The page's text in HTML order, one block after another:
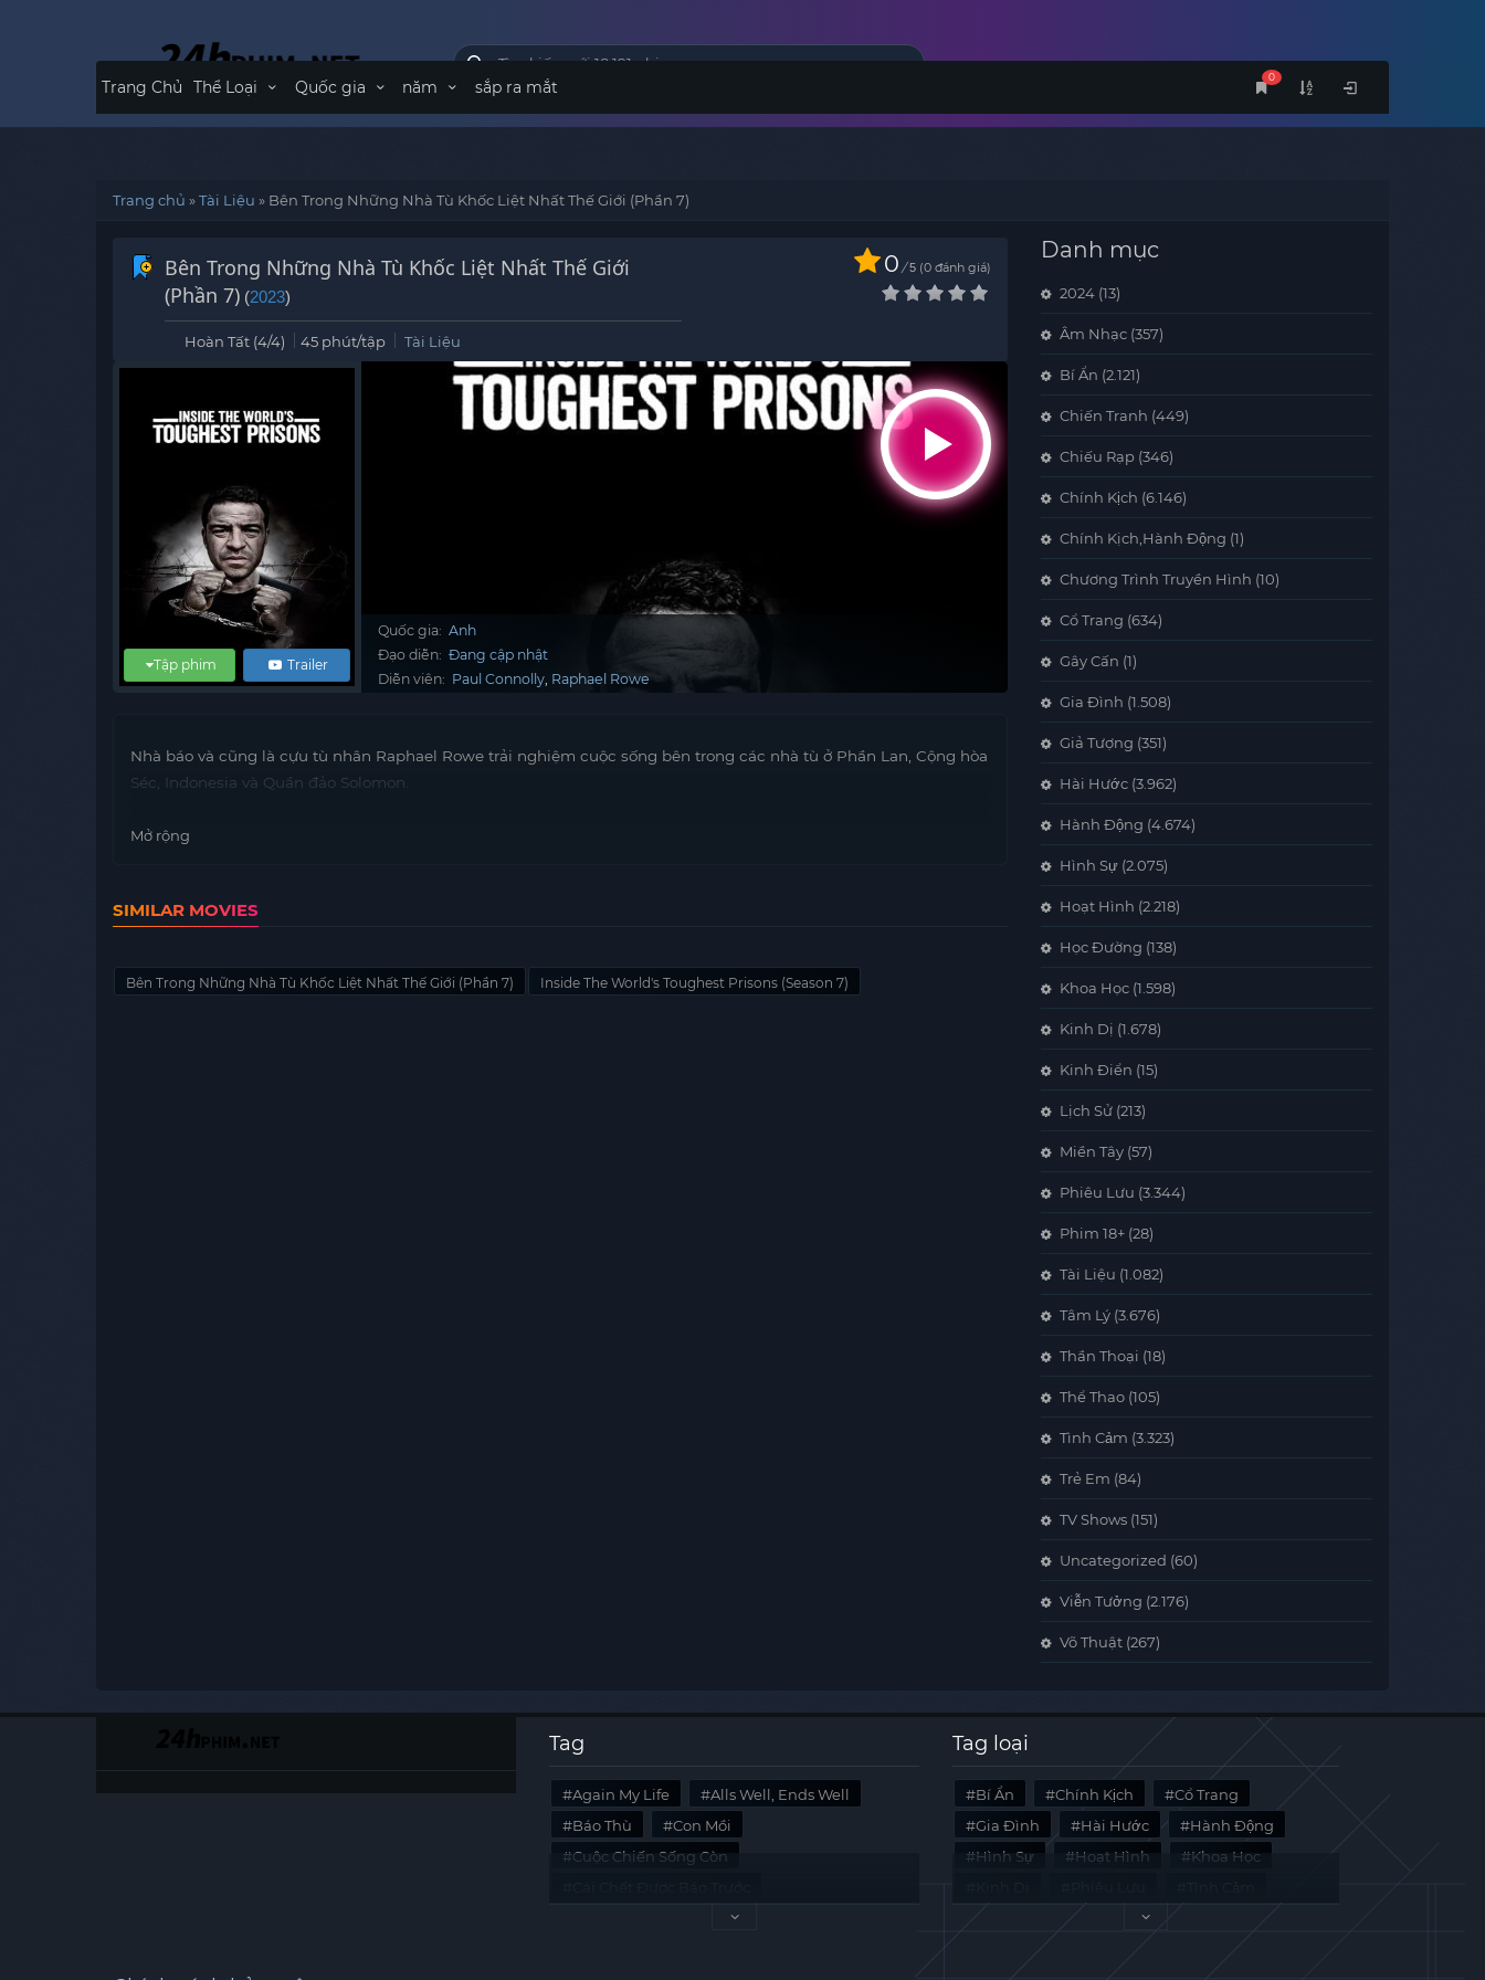
0
Trang Chủ Thể Loại Quốc gia năm sắp ra mắt
Trang chủ »Tài Liệu » Bên Trong Những Nhà Tù Khốc Liệt Nhất Thế Giới (Phần 7)
Bên Trong Những Nhà Tù Khốc Liệt Nhất Thế Giới
(Phần 7) (2023)
0 / 5 0 đánh giá
Hoàn Tất (4/4) 45 phút/tập Tài Liệu
Trailer
Tập phim
Quốc gia: Anh
Đạo diễn: Đang cập nhật
Diễn viên: Paul Connolly Raphael Rowe
Nhà báo và cũng là cựu tù nhân Raphael Rowe trải nghiệm cuộc sống bên trong các nhà tù ở Phần Lan, Cộng hòa
Séc, Indonesia và Quần đảo Solomon.
Mở rộng
SIMILAR MOVIES
Bên Trong Những Nhà Tù Khốc Liệt Nhất Thế Giới (Phần 7) Inside The World's Toughest Prisons (Season 7)
Danh mục
2024 (13)
Âm Nhạc (357)
Bí Ẩn (2.121)
Chiến Tranh (449)
Chiếu Rạp (346)
Chính Kịch (6.146)
Chính Kịch,Hành Động (1)
Chương Trình Truyền Hình (10)
Cổ Trang (634)
Gây Cấn (1)
Gia Đình (1.508)
Giả Tượng (351)
Hài Hước (3.962)
Hành Động (4.674)
Hình Sự (2.075)
Hoạt Hình (2.218)
Học Đường (138)
Khoa Học (1.598)
Kinh Dị (1.678)
Kinh Điển (15)
Lịch Sử (213)
Miền Tây (57)
Phiêu Lưu (3.344)
Phim 18+ (28)
Tài Liệu (1.082)
Tâm Lý (3.676)
Thần Thoại (18)
Thể Thao (105)
Tình Cảm (3.323)
Trẻ Em (84)
TV Shows (151)
Uncategorized (60)
Viễn Tưởng (2.176)
Võ Thuật (267)
Tag
Again My Life
Alls Well, Ends Well
Báo Thù
Con Mồi
Cuộc Chiến Sống Còn
Last Summer
Tag loại
Bí Ẩn Chính Kịch
Cổ Trang
Gia Đình
Hài Hước
Hành Động
Hình Sự
Hoạt Hình
Khoa Học
Tài Liệu
Tâm Lý Viễn Tưởng